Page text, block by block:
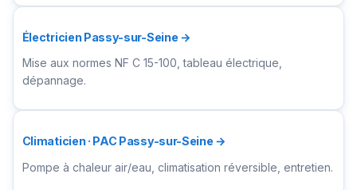
Électricien Passy-sur-Seine →
Mise aux normes NF C 15-100, tableau électrique,
dépannage.
Climaticien · PAC Passy-sur-Seine →
Pompe à chaleur air/eau, climatisation réversible, entretien.